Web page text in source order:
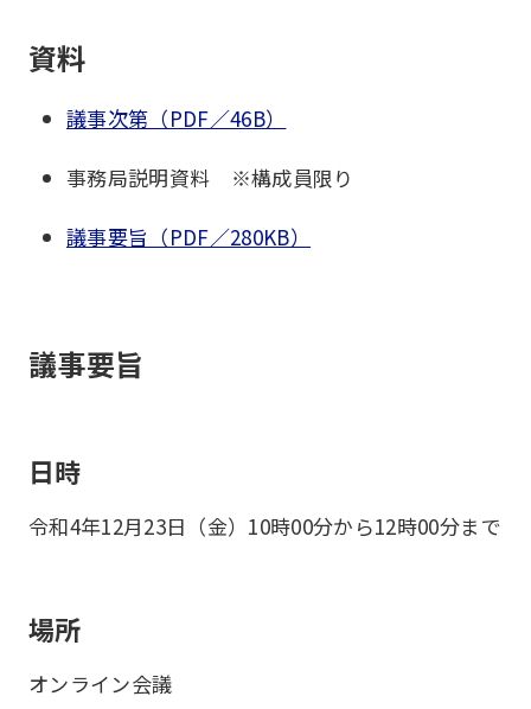
資料
議事次第（PDF／46B）
事務局説明資料 ※構成員限り
議事要旨（PDF／280KB）
議事要旨
日時
令和4年12月23日（金）10時00分から12時00分まで
場所
オンライン会議